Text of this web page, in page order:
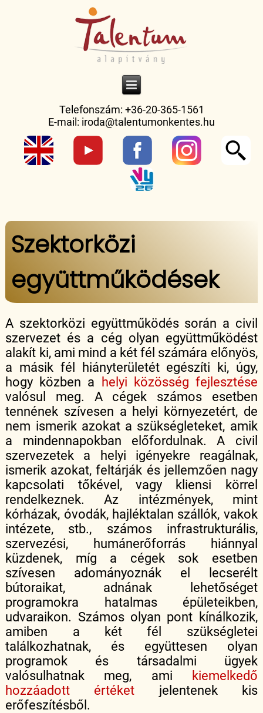
Telefonszám: +36-20-365-1561
E-mail: iroda@talentumonkentes.hu
Jelenlegi hely
Szektorközi
együttműködések
A szektorközi együttműködés során a civil
szervezet és a cég olyan együttműködést
alakít ki, ami mind a két fél számára előnyös,
a másik fél hiányterületét egészíti ki, úgy,
hogy közben a
helyi közösség fejlesztése
valósul meg. A cégek számos esetben
tennének szívesen a helyi környezetért, de
nem ismerik azokat a szükségleteket, amik
a mindennapokban előfordulnak. A civil
szervezetek a helyi igényekre reagálnak,
ismerik azokat, feltárják és jellemzően nagy
kapcsolati tőkével, vagy kliensi körrel
rendelkeznek. Az intézmények, mint
kórházak, óvodák, hajléktalan szállók, vakok
intézete, stb., számos infrastrukturális,
szervezési, humánerőforrás hiánnyal
küzdenek, míg a cégek sok esetben
szívesen adományoznák el lecserélt
bútoraikat, adnának lehetőséget
programokra hatalmas épületeikben,
udvaraikon. Számos olyan pont kínálkozik,
amiben a két fél szükségletei
találkozhatnak, és együttesen olyan
programok és társadalmi ügyek
valósulhatnak meg, ami
kiemelkedő
hozzáadott értéket jelentenek kis
erőfeszítésből.